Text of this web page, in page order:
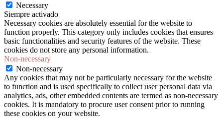
Necessary
Siempre activado
Necessary cookies are absolutely essential for the website to
function properly. This category only includes cookies that ensures
basic functionalities and security features of the website. These
cookies do not store any personal information.
Non-necessary
Non-necessary
Any cookies that may not be particularly necessary for the website
to function and is used specifically to collect user personal data via
analytics, ads, other embedded contents are termed as non-necessary
cookies. It is mandatory to procure user consent prior to running
these cookies on your website.